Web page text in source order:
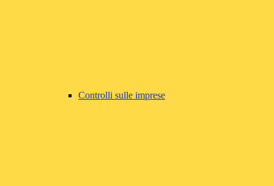
Controlli sulle imprese